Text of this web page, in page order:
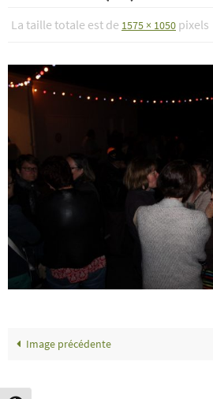
La taille totale est de 1575 × 1050 pixels
Image précédente